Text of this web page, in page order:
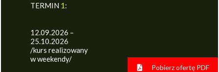
TERMIN 1:
12.09.2026 –
25.10.2026
/kurs realizowany
w weekendy/
Pobierz ofertę PDF